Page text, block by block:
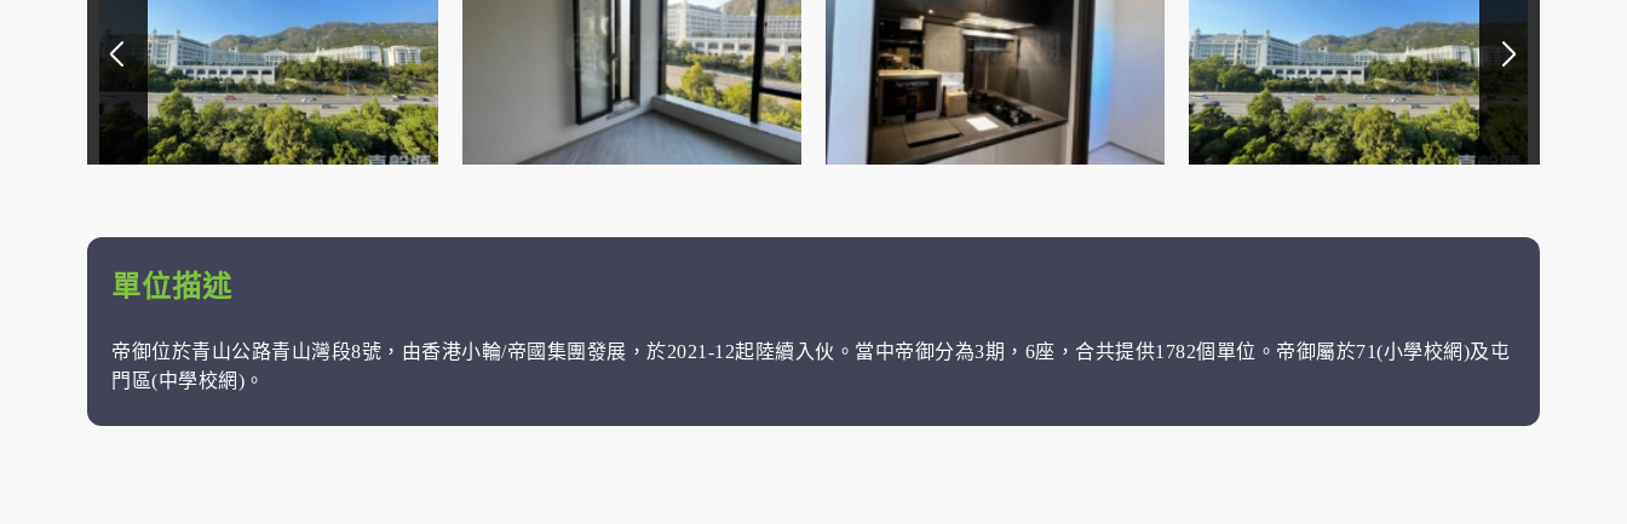
單位描述
帝御位於青山公路青山灣段8號，由香港小輪/帝國集團發展，於2021-12起陸續入伙。當中帝御分為3期，6座，合共提供1782個單位。帝御屬於71(小學校網)及屯
門區(中學校網)。